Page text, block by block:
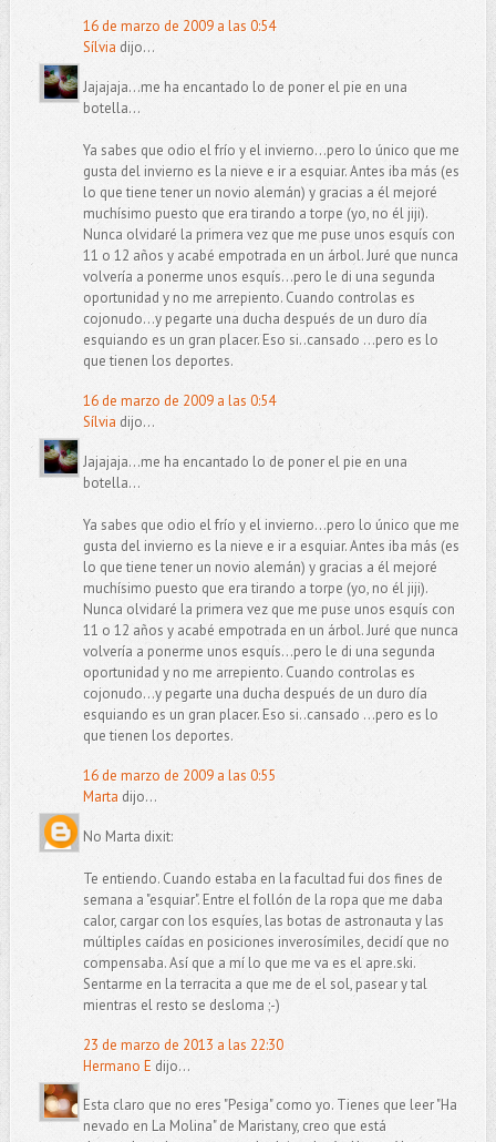
16 de marzo de 2009 a las 0:54
Sílvia dijo...
Jajajaja...me ha encantado lo de poner el pie en una
botella...
Ya sabes que odio el frío y el invierno...pero lo único que me
gusta del invierno es la nieve e ir a esquiar. Antes iba más (es
lo que tiene tener un novio alemán) y gracias a él mejoré
muchísimo puesto que era tirando a torpe (yo, no él jiji).
Nunca olvidaré la primera vez que me puse unos esquís con
11 o 12 años y acabé empotrada en un árbol. Juré que nunca
volvería a ponerme unos esquís...pero le di una segunda
oportunidad y no me arrepiento. Cuando controlas es
cojonudo...y pegarte una ducha después de un duro día
esquiando es un gran placer. Eso si..cansado ...pero es lo
que tienen los deportes.
16 de marzo de 2009 a las 0:54
Sílvia dijo...
Jajajaja...me ha encantado lo de poner el pie en una
botella...
Ya sabes que odio el frío y el invierno...pero lo único que me
gusta del invierno es la nieve e ir a esquiar. Antes iba más (es
lo que tiene tener un novio alemán) y gracias a él mejoré
muchísimo puesto que era tirando a torpe (yo, no él jiji).
Nunca olvidaré la primera vez que me puse unos esquís con
11 o 12 años y acabé empotrada en un árbol. Juré que nunca
volvería a ponerme unos esquís...pero le di una segunda
oportunidad y no me arrepiento. Cuando controlas es
cojonudo...y pegarte una ducha después de un duro día
esquiando es un gran placer. Eso si..cansado ...pero es lo
que tienen los deportes.
16 de marzo de 2009 a las 0:55
Marta dijo...
No Marta dixit:
Te entiendo. Cuando estaba en la facultad fui dos fines de
semana a "esquiar". Entre el follón de la ropa que me daba
calor, cargar con los esquíes, las botas de astronauta y las
múltiples caídas en posiciones inverosímiles, decidí que no
compensaba. Así que a mí lo que me va es el apre.ski.
Sentarme en la terracita a que me de el sol, pasear y tal
mientras el resto se desloma ;-)
23 de marzo de 2013 a las 22:30
Hermano E dijo...
Esta claro que no eres "Pesiga" como yo. Tienes que leer "Ha
nevado en La Molina" de Maristany, creo que está